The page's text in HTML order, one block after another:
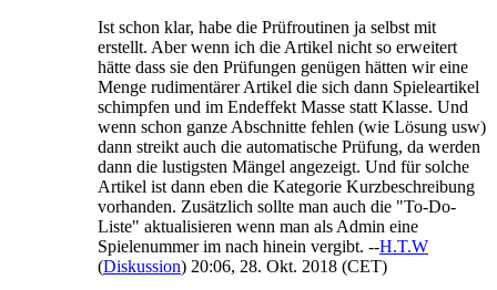
Ist schon klar, habe die Prüfroutinen ja selbst mit
erstellt. Aber wenn ich die Artikel nicht so erweitert
hätte dass sie den Prüfungen genügen hätten wir eine
Menge rudimentärer Artikel die sich dann Spieleartikel
schimpfen und im Endeffekt Masse statt Klasse. Und
wenn schon ganze Abschnitte fehlen (wie Lösung usw)
dann streikt auch die automatische Prüfung, da werden
dann die lustigsten Mängel angezeigt. Und für solche
Artikel ist dann eben die Kategorie Kurzbeschreibung
vorhanden. Zusätzlich sollte man auch die "To-Do-
Liste" aktualisieren wenn man als Admin eine
Spielenummer im nach hinein vergibt. --H.T.W
(Diskussion) 20:06, 28. Okt. 2018 (CET)